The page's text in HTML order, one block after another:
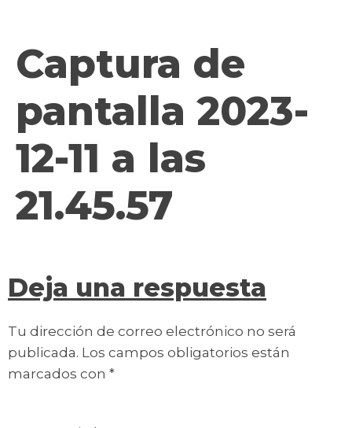
Captura de
pantalla 2023-
12-11 a las
21.45.57
Deja una respuesta
Tu dirección de correo electrónico no será
publicada. Los campos obligatorios están
marcados con *